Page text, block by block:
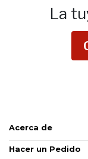
La
Acerca de
Hacer un Pedido